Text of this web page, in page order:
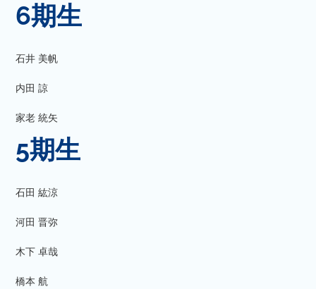
6期生
石井 美帆
内田 諒
家老 統矢
5期生
石田 紘涼
河田 晋弥
木下 卓哉
橋本 航